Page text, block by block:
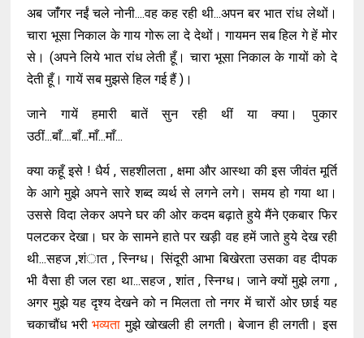
अब जांँगर नईं चले नोनी....वह कह रही थी...अपन बर भात रांध लेथों।
चारा भूसा निकाल के गाय गोरू ला दे देथों। गायमन सब हिल गे हें मोर
से। (अपने लिये भात रांध लेती हूँ। चारा भूसा निकाल के गायों को दे
देती हूँ। गायें सब मुझसे हिल गई हैं )।
जाने गायें हमारी बातें सुन रही थीं या क्या। पुकार
उठीं...बाँ....बाँ...माँ...माँ...
क्या कहूँ इसे ! धैर्य , सहशीलता , क्षमा और आस्था की इस जीवंत मूर्ति
के आगे मुझे अपने सारे शब्द व्यर्थ से लगने लगे। समय हो गया था।
उससे विदा लेकर अपने घर की ओर कदम बढ़ाते हुये मैंने एकबार फिर
पलटकर देखा। घर के सामने हाते पर खड़ी वह हमें जाते हुये देख रही
थी...सहज ,शंात , स्निग्ध। सिंदूरी आभा बिखेरता उसका वह दीपक
भी वैसा ही जल रहा था...सहज , शांत , स्निग्ध। जाने क्यों मुझे लगा ,
अगर मुझे यह दृश्य देखने को न मिलता तो नगर में चारों ओर छाई यह
चकाचौंध भरीभव्यता मुझे खोखली ही लगती। बेजान ही लगती। इस